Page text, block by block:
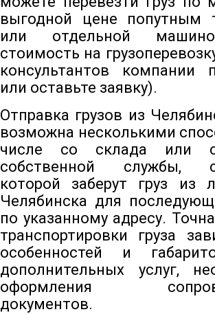
выгодной цене попутным
или отдельной
стоимость на
консультантов компании
или оставьте заявку).
Отправка грузов из
возможна несколькими
числе со склада или
собственной службы,
которой заберут груз из
Челябинска для
по указанному адресу.
транспортировки груза
особенностей и
дополнительных услуг,
оформления
документов.